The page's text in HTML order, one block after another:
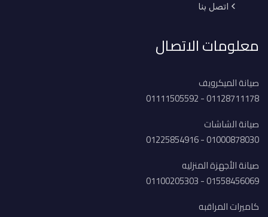
اتصل بنا
معلومات الاتصال
صيانة الميكرويف
01128711178 - 01111505592
صيانة الشاشات
01000878030 - 01225854916
صيانة الأجهزة المنزليه
01558456069 - 01100205303
كاميرات المراقبه